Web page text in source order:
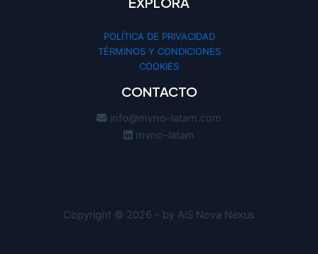
POLÍTICA DE PRIVACIDAD
TÉRMINOS Y CONDICIONES
COOKIES
CONTACTO
info@mvno-latam.com
mvno-latam
Copyright © 2026 - by AiS Nova Nexus